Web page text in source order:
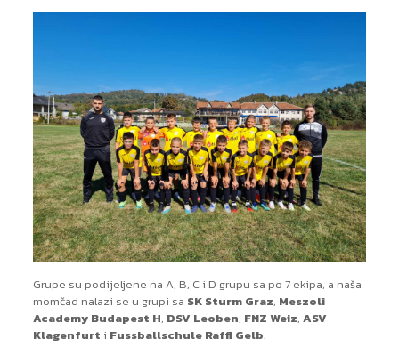
Grupe su podijeljene na A, B, C i D grupu sa po 7 ekipa, a naša
momčad nalazi se u grupi sa SK Sturm Graz, Meszoli
Academy Budapest H, DSV Leoben, FNZ Weiz, ASV
Klagenfurt i Fussballschule Raffl Gelb.